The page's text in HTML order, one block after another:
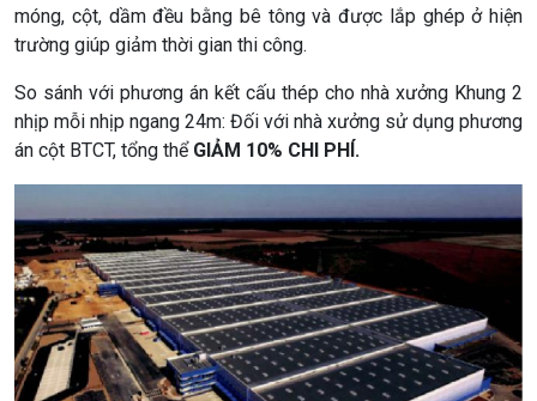
móng, cột, dầm đều bằng bê tông và được lắp ghép ở hiện
trường giúp giảm thời gian thi công.
So sánh với phương án kết cấu thép cho nhà xưởng Khung 2
nhịp mỗi nhịp ngang 24m: Đối với nhà xưởng sử dụng phương
án cột BTCT, tổng thể GIẢM 10% CHI PHÍ.